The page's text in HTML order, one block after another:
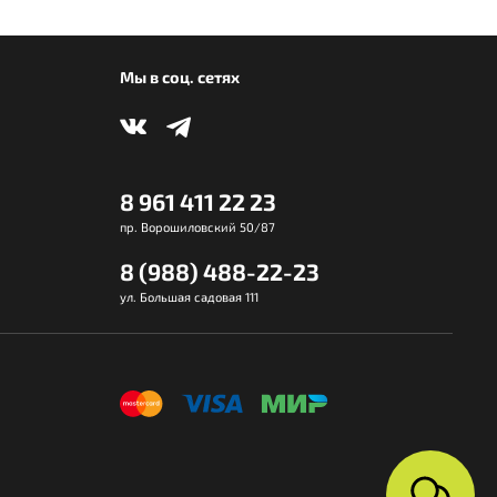
Мы в соц. сетях
8 961 411 22 23
пр. Ворошиловский 50/87
8 (988) 488-22-23
ул. Большая садовая 111